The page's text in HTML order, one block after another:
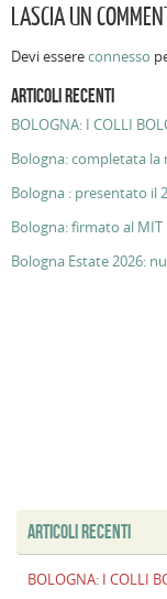
LASCIA UN
Devi essereconnesso
ARTICOLI RECENTI
BOLOGNA: I COLLI
Bologna: completata la
Bologna : presentato il
Bologna: firmato al MIT
Bologna Estate 2026:
ARTICOLI RECENTI
BOLOGNA: I COLLI